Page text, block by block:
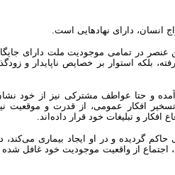
انسان، دارای نهادهایی است.
در تمامی موجودیت ملت دارای
بلکه استوار بر خصایص ناپایدار و
و حتا عواطف مشترکی نیز از خود
افکار عمومی، از قدرت و موقعیت
و تبلیغات خود قرار داده‌اند.
گردیده و در او ایجاد بیماری می‌کند،
اجتماع از واقعیت موجودیت خود غافل شده